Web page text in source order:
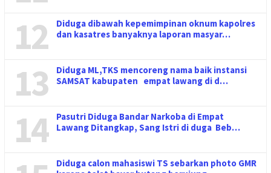
12
Diduga dibawah kepemimpinan oknum kapolres
dan kasatres banyaknya laporan masyar…
13
Diduga ML,TKS mencoreng nama baik instansi
SAMSAT kabupaten empat lawang di d…
14
Pasutri Diduga Bandar Narkoba di Empat
Lawang Ditangkap, Sang Istri di duga Beb…
Diduga calon mahasiswi TS sebarkan photo GMR